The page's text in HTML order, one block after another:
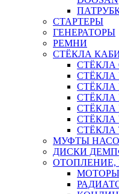
СТАРТЕРЫ
ГЕНЕРАТОРЫ
РЕМНИ
СТЁКЛА
СТЁКЛА
СТЁКЛА
СТЁКЛА
СТЁКЛА
СТЁКЛА
СТЁКЛА
СТЁКЛА
МУФТЫ
ДИСКИ